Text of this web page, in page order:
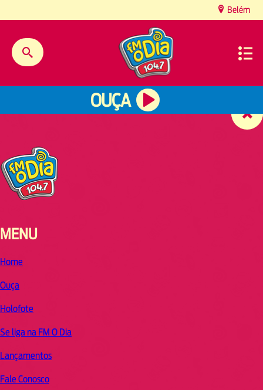
Belém
OUÇA
MENU
Home
Ouça
Holofote
Se liga na FM O Dia
Lançamentos
Fale Conosco